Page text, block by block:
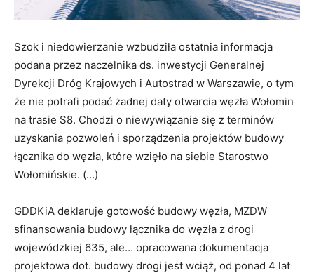
Szok i niedowierzanie wzbudziła ostatnia informacja
podana przez naczelnika ds. inwestycji Generalnej
Dyrekcji Dróg Krajowych i Autostrad w Warszawie, o tym
że nie potrafi podać żadnej daty otwarcia węzła Wołomin
na trasie S8. Chodzi o niewywiązanie się z terminów
uzyskania pozwoleń i sporządzenia projektów budowy
łącznika do węzła, które wzięło na siebie Starostwo
Wołomińskie. (…)
GDDKiA deklaruje gotowość budowy węzła, MZDW
sfinansowania budowy łącznika do węzła z drogi
wojewódzkiej 635, ale… opracowana dokumentacja
projektowa dot. budowy drogi jest wciąż, od ponad 4 lat